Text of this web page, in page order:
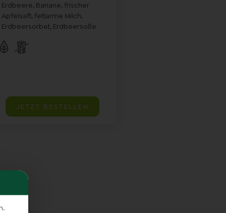
Erdbeere, Banane, frischer
Apfelsaft, fettarme Milch,
Erdbeersorbet, Erdbeersoße
JETZT BESTELLEN